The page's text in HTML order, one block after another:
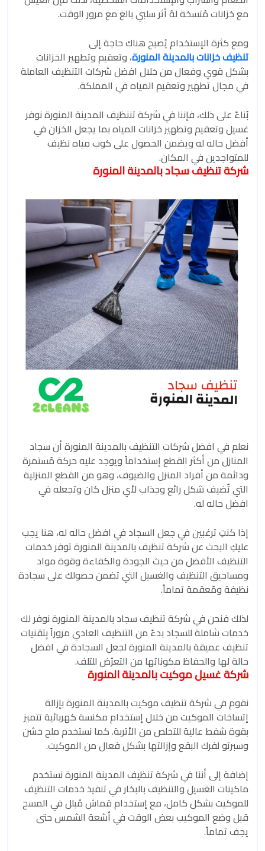
مع خزانات مُتسخة لهُ أثر سلبي بالغ مع مرور الوقت.
ومع كثرة الإستخدام يُصبح هناك حاجة إلى
تنظيف خزانات بالمدينة المنورة، وتعقيم وتطهير الخزانات
بشكل قوي وفعال من خلال افضل شركات التنظيف العاملة
في مجال تطهير وتعقيم المياه في المملكة.
بُناءً على ذلك، فإننا في شركة تننظيف المدينة المنورة نوفر
غسيل وتعقيم وتطهير خزانات المياه بما يجعل الخزان في
أفضل حاله له ويضمن الحصول على كوب مياه نظيف
للمتواجدين في المكان.
شركة تنظيف سجاد بالمدينة المنورة
نعلم في افضل شركات التنظيف بالمدينة المنورة أن سجاد
المنازل من أكثر القطع إستخداماً ويوجد عليه حركة مُستمرة
ودائمة من أفراد المنزل والضيوف، وهو من القطع المنزلية
التي تُضيف شكل رائع وجذاب لأي منزل كان وتجعله في
افضل حاله له.
إذا كنتِ ترغبين في جعل السجاد في افضل حاله له، هنا يجب
عليكِ البحث عن شركة تنظيف بالمدينة المنورة توفر خدمات
التنظيف الأفضل من حيث الجودة والكفاءة وقوة مواد
ومساحيق التنظيف والغسيل التي تضمن حصولك على سجادة
نظيفة ومُعقمة تماماً.
لذلك فنحن في شركة تنظيف سجاد بالمدينة المنورة نوفر لك
خدمات شاملة للسجاد بدءً من التنظيف العادي مروراً بِتقنيات
تنظيف عميقة بالمدينة المنورة لجعل السجادة في افضل
حالة لها والحفاظ مكوناتها من التعرُض للتلف.
شركة غسيل موكيت بالمدينة المنورة
نقوم في شركة تنظيف موكيت بالمدينة المنورة بإزالة
إتساخات الموكيت من خلال إستخدام مكنسة كهربائية تتميز
بقوة شفط عالية للتخلص من الأتربة. كما نستخدم ملح خشن
وسبرتو لفرك البقع وإزالتها بشكل فعال من الموكيت.
إضافة إلى أننا في شركة تنظيف المدينة المنورة نستخدم
ماكينات الغسيل والتنظيف بالبخار في تنفيذ خدمات التنظيف
للموكيت بشكل كامل، مع إستخدام قماش مُبلل في المسح
قبل وضع الموكيب بعض الوقت في أشعة الشمس حتى
يجف تماماً.